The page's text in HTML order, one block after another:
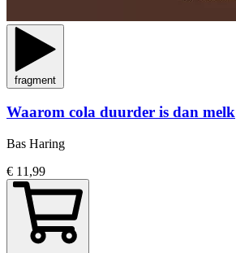
fragment
Waarom cola duurder is dan melk
Bas Haring
€ 11,99